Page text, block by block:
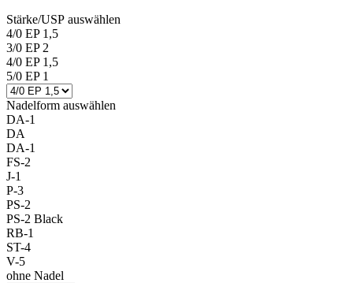
Stärke/USP auswählen
4/0 EP 1,5
3/0 EP 2
4/0 EP 1,5
5/0 EP 1
Nadelform auswählen
DA-1
DA
DA-1
FS-2
J-1
P-3
PS-2
PS-2 Black
RB-1
ST-4
V-5
ohne Nadel